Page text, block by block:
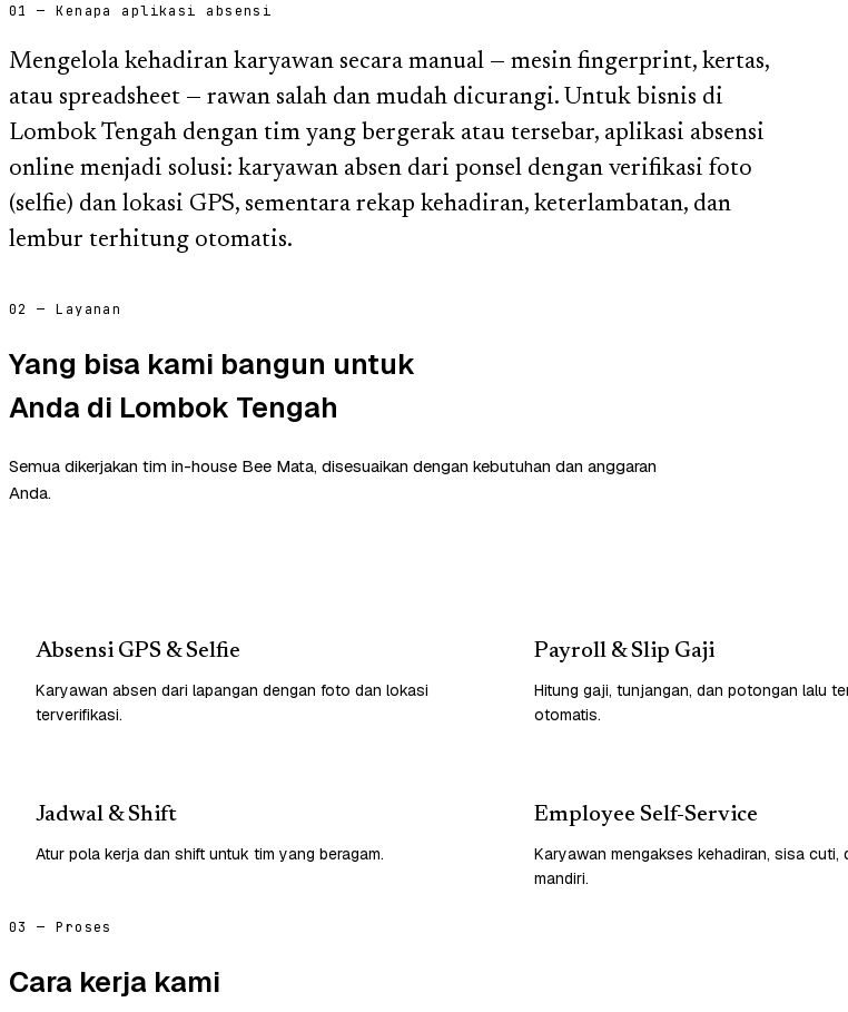
01 — Kenapa aplikasi absensi
Mengelola kehadiran karyawan secara manual — mesin fingerprint, kertas,
atau spreadsheet — rawan salah dan mudah dicurangi. Untuk bisnis di
Lombok Tengah dengan tim yang bergerak atau tersebar, aplikasi absensi
online menjadi solusi: karyawan absen dari ponsel dengan verifikasi foto
(selfie) dan lokasi GPS, sementara rekap kehadiran, keterlambatan, dan
lembur terhitung otomatis.
02 — Layanan
Yang bisa kami bangun untuk
Anda di Lombok Tengah
Semua dikerjakan tim in-house Bee Mata, disesuaikan dengan kebutuhan dan anggaran
Anda.
Absensi GPS & Selfie
Karyawan absen dari lapangan dengan foto dan lokasi
terverifikasi.
Payroll & Slip Gaji
Hitung gaji, tunjangan, dan potongan lalu
otomatis.
Jadwal & Shift
Atur pola kerja dan shift untuk tim yang beragam.
Employee Self-Service
Karyawan mengakses kehadiran, sisa cuti,
mandiri.
03 — Proses
Cara kerja kami